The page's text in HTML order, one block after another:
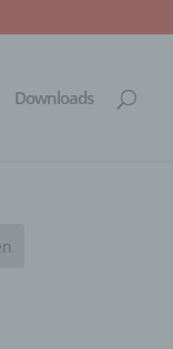
Downloads